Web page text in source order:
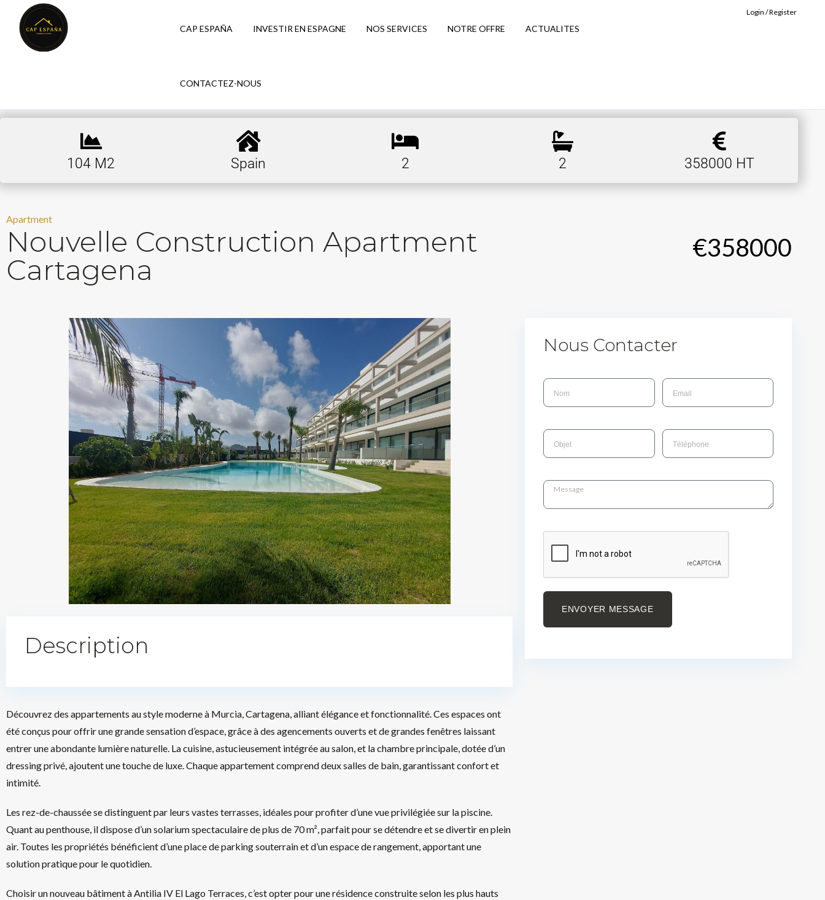
CAP ESPAÑA INVESTIR EN ESPAGNE NOS SERVICES NOTRE OFFRE ACTUALITES
CONTACTEZ-NOUS
Login / Register
104 M2 Spain 2 2 358000 HT
Apartment
Nouvelle Construction Apartment
Cartagena
€358000
Description
Découvrez des appartements au style moderne à Murcia, Cartagena, alliant élégance et fonctionnalité. Ces espaces ont
été conçus pour offrir une grande sensation d’espace, grâce à des agencements ouverts et de grandes fenêtres laissant
entrer une abondante lumière naturelle. La cuisine, astucieusement intégrée au salon, et la chambre principale, dotée d’un
dressing privé, ajoutent une touche de luxe. Chaque appartement comprend deux salles de bain, garantissant confort et
intimité.
Les rez-de-chaussée se distinguent par leurs vastes terrasses, idéales pour profiter d’une vue privilégiée sur la piscine.
Quant au penthouse, il dispose d’un solarium spectaculaire de plus de 70 m², parfait pour se détendre et se divertir en plein
air. Toutes les propriétés bénéficient d’une place de parking souterrain et d’un espace de rangement, apportant une
solution pratique pour le quotidien.
Choisir un nouveau bâtiment à Antilia IV El Lago Terraces, c’est opter pour une résidence construite selon les plus hauts
Nous Contacter
ENVOYER MESSAGE
Don't have an account?Sign Up
Username
Password
No apps configured. Please contact
your administrator.
Lost your password?